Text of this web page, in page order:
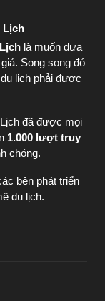
Lịch
là muốn đưa
Song song đó
lịch phải được
đã được mọi
1.000 lượt truy
chóng.
bên phát triển
du lịch.